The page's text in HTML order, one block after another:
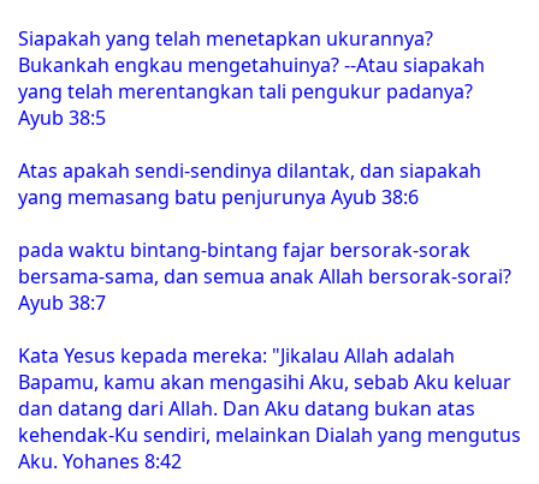
Siapakah yang telah menetapkan ukurannya?
Bukankah engkau mengetahuinya? --Atau siapakah
yang telah merentangkan tali pengukur padanya?
Ayub 38:5
Atas apakah sendi-sendinya dilantak, dan siapakah
yang memasang batu penjurunya Ayub 38:6
pada waktu bintang-bintang fajar bersorak-sorak
bersama-sama, dan semua anak Allah bersorak-sorai?
Ayub 38:7
Kata Yesus kepada mereka: "Jikalau Allah adalah
Bapamu, kamu akan mengasihi Aku, sebab Aku keluar
dan datang dari Allah. Dan Aku datang bukan atas
kehendak-Ku sendiri, melainkan Dialah yang mengutus
Aku. Yohanes 8:42